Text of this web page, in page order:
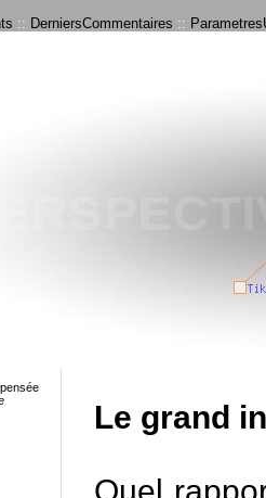
:: DerniersCommentaires ::
Le grand